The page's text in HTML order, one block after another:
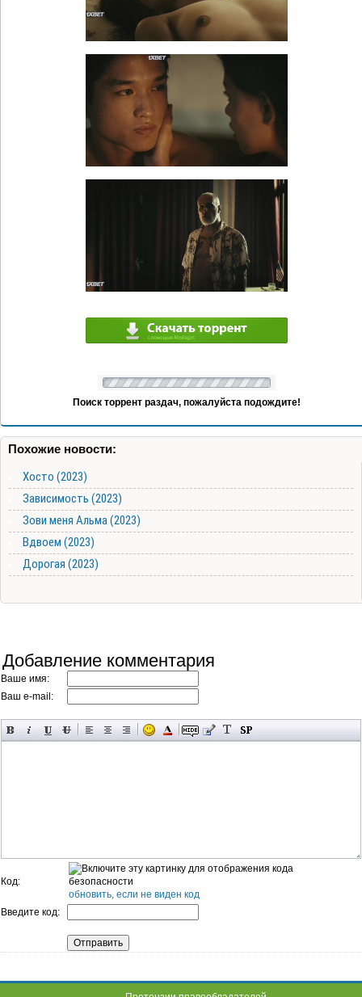
Поиск торрент раздач, пожалуйста подождите!
Похожие новости:
Хосто (2023)
Зависимость (2023)
Зови меня Альма (2023)
Вдвоем (2023)
Дорогая (2023)
Добавление комментария
Ваше имя:
Ваш e-mail:
Код:
обновить, если не виден код
Введите код: